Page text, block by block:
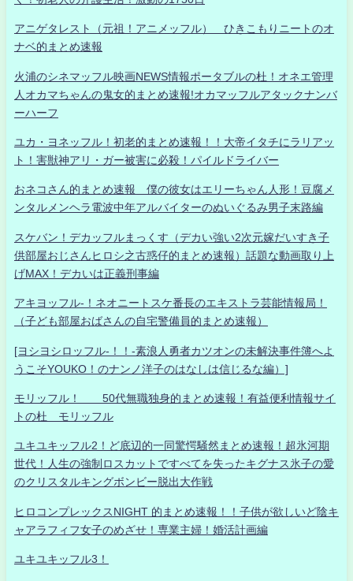
アニゲタレスト（元祖！アニメッフル） ひきこもりニートのオ
ナベ的まとめ速報
火浦のシネマッフル映画NEWS情報ポータブルの杜！オネエ管理
人オカマちゃんの鬼女的まとめ速報!オカマッフルアタックナンバ
ーハーフ
ユカ・ヨネッフル！初老的まとめ速報！！大帝イタチにラリアッ
ト！害獣神アリ・ガー被害に必殺！パイルドライバー
おネコさん的まとめ速報 僕の彼女はエリーちゃん人形！豆腐メ
ンタルメンヘラ電波中年アルバイターのぬいぐるみ男子末路編
スケバン！デカッフルまっくす（デカい強い2次元嫁だいすき子
供部屋おじさんヒロシ之古惑仔的まとめ速報）話題な動画取り上
げMAX！デカいは正義刑事編
アキヨッフル-！ネオニートスケ番長のエキストラ芸能情報局！
（子ども部屋おばさんの自宅警備員的まとめ速報）
[ヨシヨシロッフル-！！-素浪人勇者カツオンの未解決事件簿へよ
うこそYOUKO！のナンノ洋子のはなしは信じるな編）]
モリッフル！ 50代無職独身的まとめ速報！有益便利情報サイ
トの杜 モリッフル
ユキユキッフル2！ど底辺的一同驚愕騒然まとめ速報！超氷河期
世代！人生の強制ロスカットですべてを失ったキグナス氷子の愛
のクリスタルキングボンビー脱出大作戦
ヒロコンプレックスNIGHT 的まとめ速報！！子供が欲しいど陰キ
ャアラフィフ女子のめざせ！専業主婦！婚活計画編
ユキユキッフル3！